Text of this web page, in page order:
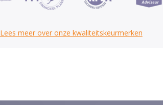
Lees meer over onze kwaliteitskeurmerken